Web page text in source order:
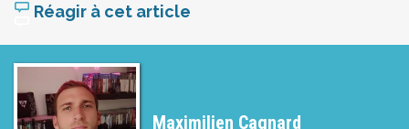
Réagir à cet article
Maximilien Cagnard